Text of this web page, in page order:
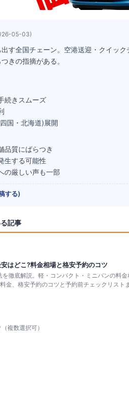
05-03)
す全国チェーン。空港送迎・クイッ
きの指摘がある。
続きスムーズ
国・北海道)展開
品質にばらつき
生する可能性
の厳しい声も一部
する)
記事
はどこ?料金相場と格安予約のコツ
徹底解説。軽・コンパクト・ミニバンの料
金、格安予約のコツと予約前チェックリスト
複数選択可）